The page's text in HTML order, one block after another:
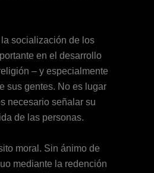
socialización de los
en el desarrollo
– y especialmente
sus gentes. No es lugar
necesario señalar su
de las personas.
moral. Sin ánimo de
mediante la redención